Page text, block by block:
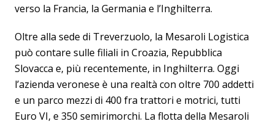
verso la Francia, la Germania e l’Inghilterra.
Oltre alla sede di Treverzuolo, la Mesaroli Logistica
può contare sulle filiali in Croazia, Repubblica
Slovacca e, più recentemente, in Inghilterra. Oggi
l’azienda veronese è una realtà con oltre 700 addetti
e un parco mezzi di 400 fra trattori e motrici, tutti
Euro VI, e 350 semirimorchi. La flotta della Mesaroli